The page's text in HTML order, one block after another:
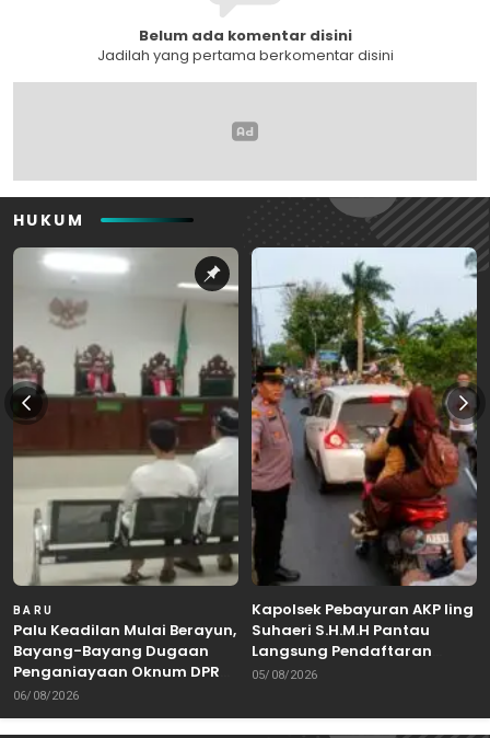
Belum ada komentar disini
Jadilah yang pertama berkomentar disini
HUKUM
BARU
Palu Keadilan Mulai Berayun,
Bayang-Bayang Dugaan
Penganiayaan Oknum DPRD
Bekasi Masuk Meja Hijau
06/08/2026
Kapolsek Pebayuran AKP Iing
Suhaeri S.H.M.H Pantau
Langsung Pendaftaran
Bakal Calon Kepala Desa di
05/08/2026